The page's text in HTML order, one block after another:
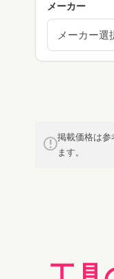
メーカー
メーカー選
掲載価格は参
ます。